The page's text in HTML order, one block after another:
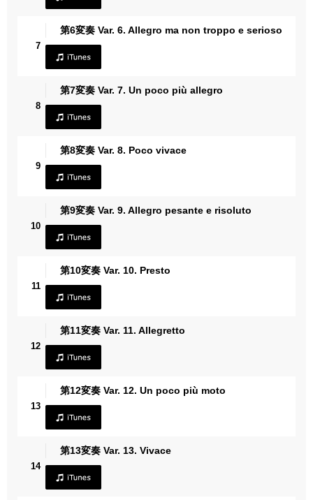
7
第6変奏 Var. 6. Allegro ma non troppo e serioso
8
第7変奏 Var. 7. Un poco più allegro
9
第8変奏 Var. 8. Poco vivace
10
第9変奏 Var. 9. Allegro pesante e risoluto
11
第10変奏 Var. 10. Presto
12
第11変奏 Var. 11. Allegretto
13
第12変奏 Var. 12. Un poco più moto
14
第13変奏 Var. 13. Vivace